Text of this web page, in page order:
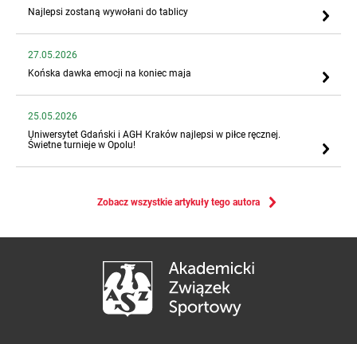
Najlepsi zostaną wywołani do tablicy
27.05.2026
Końska dawka emocji na koniec maja
25.05.2026
Uniwersytet Gdański i AGH Kraków najlepsi w piłce ręcznej.
Świetne turnieje w Opolu!
Zobacz wszystkie artykuły tego autora